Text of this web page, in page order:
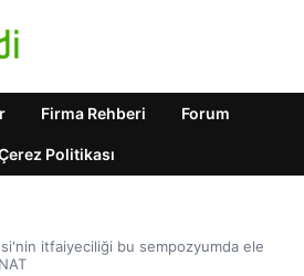
Firma Rehberi Forum
Politikası
itfaiyeciliği bu sempozyumda ele